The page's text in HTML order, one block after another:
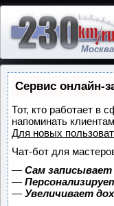
Москва
Сервис онлайн-
Тот, кто работает в
напоминать
Для новых
Чат-бот для
— Сам
—
— Увеличивает